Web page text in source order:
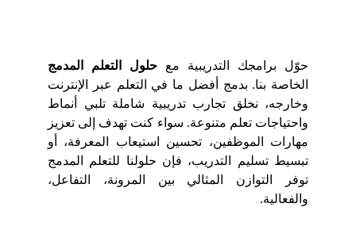
حوّل برامجك التدريبية مع حلول التعلم المدمج
الخاصة بنا. بدمج أفضل ما في التعلم عبر الإنترنت
وخارجه، نخلق تجارب تدريبية شاملة تلبي أنماط
واحتياجات تعلم متنوعة. سواء كنت تهدف إلى تعزيز
مهارات الموظفين، تحسين استيعاب المعرفة، أو
تبسيط تسليم التدريب، فإن حلولنا للتعلم المدمج
توفر التوازن المثالي بين المرونة، التفاعل،
والفعالية.